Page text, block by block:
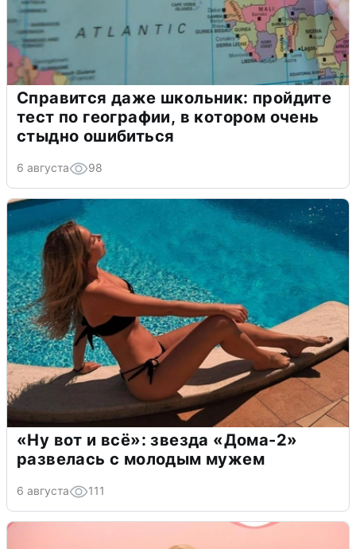
Справится даже школьник: пройдите
тест по географии, в котором очень
стыдно ошибиться
6 августа 98
«Ну вот и всё»: звезда «Дома-2»
развелась с молодым мужем
6 августа 111